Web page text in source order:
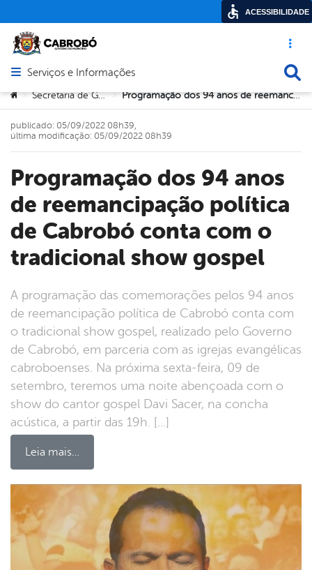
Acesso
Abrir menu principal de navegação
Serviços e Informações
Você está aqui:
> Secretaria de Governo > Programação dos 94 anos de reemancipação política de Cabrobó conta com o tradicional show gospel
Programação dos 94 anos
de reemancipação política
de Cabrobó conta com o
tradicional show gospel
A programação das comemorações pelos 94 anos
de reemancipação política de Cabrobó conta com
o tradicional show gospel, realizado pelo Governo
de Cabrobó, em parceria com as igrejas evangélicas
cabroboenses. Na próxima sexta-feira, 09 de
setembro, teremos uma noite abençoada com o
show do cantor gospel Davi Sacer, na concha
acústica, a partir das 19h. […]
Leia mais…
publicado: 05/09/2022 08h39,
última modificação: 05/09/2022 08h39
ACESSIBILIDADE